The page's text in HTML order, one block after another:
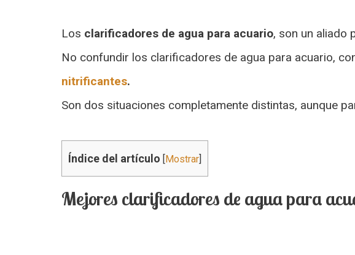
Los clarificadores de agua para acuario, son un aliado
No confundir los clarificadores de agua para acuario,
nitrificantes.
Son dos situaciones completamente distintas, aunque
Índice del artículo Mostrar
Mejores clarificadores de agua para